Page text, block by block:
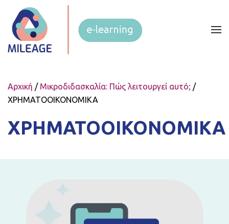
Αρχική / Μικροδιδασκαλία: Πώς λειτουργεί αυτό; /
ΧΡΗΜΑΤΟΟΙΚΟΝΟΜΙΚΑ
ΧΡΗΜΑΤΟΟΙΚΟΝΟΜΙΚΑ